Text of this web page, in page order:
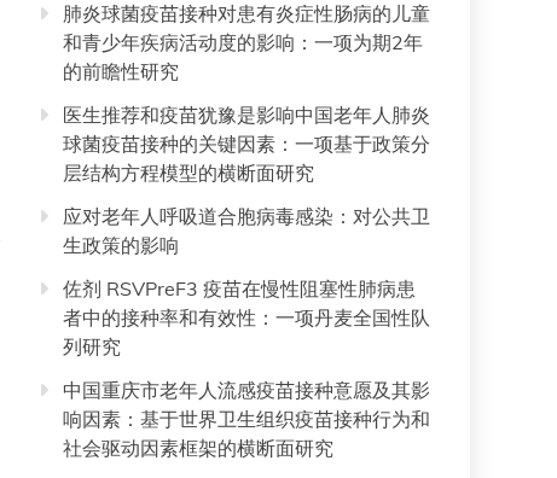
肺炎球菌疫苗接种对患有炎症性肠病的儿童
和青少年疾病活动度的影响：一项为期2年
的前瞻性研究
医生推荐和疫苗犹豫是影响中国老年人肺炎
球菌疫苗接种的关键因素：一项基于政策分
层结构方程模型的横断面研究
应对老年人呼吸道合胞病毒感染：对公共卫
生政策的影响
佐剂 RSVPreF3 疫苗在慢性阻塞性肺病患
者中的接种率和有效性：一项丹麦全国性队
列研究
中国重庆市老年人流感疫苗接种意愿及其影
响因素：基于世界卫生组织疫苗接种行为和
社会驱动因素框架的横断面研究